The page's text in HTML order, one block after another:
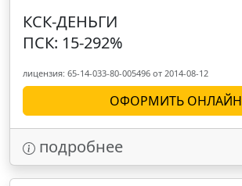
КСК-ДЕНЬГИ
ПСК: 15-292%
лицензия: 65-14-033-80-005496 от 2014-08-12
ОФОРМИТЬ ОНЛАЙН
подробнее